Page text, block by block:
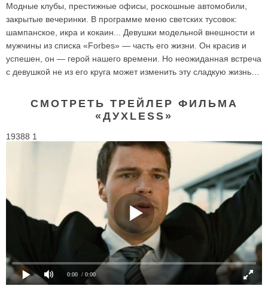
Модные клубы, престижные офисы, роскошные автомобили,
закрытые вечеринки. В программе меню светских тусовок:
шампанское, икра и кокаин... Девушки модельной внешности и
мужчины из списка «Forbes» — часть его жизни. Он красив и
успешен, он — герой нашего времени. Но неожиданная встреча
с девушкой не из его круга может изменить эту сладкую жизнь…
СМОТРЕТЬ ТРЕЙЛЕР ФИЛЬМА
«ДУХLESS»
19388 1
0:00 / 0:00